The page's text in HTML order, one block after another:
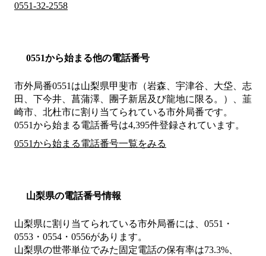
0551-32-2558
0551から始まる他の電話番号
市外局番0551 は山梨県甲斐市（岩森、宇津谷、大垈、志
田、下今井、菖蒲澤、團子新居及び龍地に限る。）、韮
崎市、北杜市に割り当てられている市外局番です。
0551から始まる電話番号は4,395件登録されています。
0551から始まる電話番号一覧をみる
山梨県の電話番号情報
山梨県に割り当てられている市外局番には、0551・
0553・0554・0556があります。
山梨県の世帯単位でみた固定電話の保有率は73.3%、